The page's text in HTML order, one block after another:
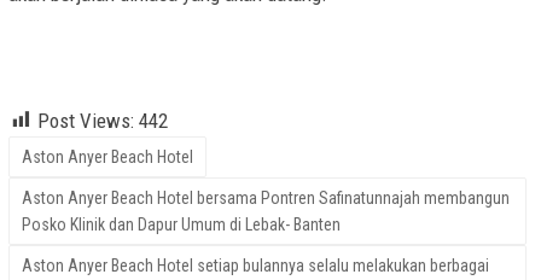
Post Views: 442
Aston Anyer Beach Hotel
Aston Anyer Beach Hotel bersama Pontren Safinatunnajah membangun
Posko Klinik dan Dapur Umum di Lebak- Banten
Aston Anyer Beach Hotel setiap bulannya selalu melakukan berbagai